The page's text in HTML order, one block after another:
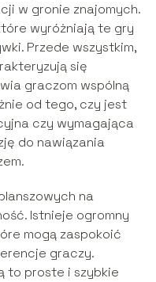
w gronie znajomych.
wyróżniają te gry
Przede wszystkim,
się
graczom wspólną
od tego, czy jest
czy wymagająca
do nawiązania
na
Istnieje ogromny
mogą zaspokoić
graczy.
to proste i szybkie